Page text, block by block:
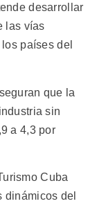
desarrollar
las vías
países del
que la
sin
a 4,3 por
Cuba
dinámicos del